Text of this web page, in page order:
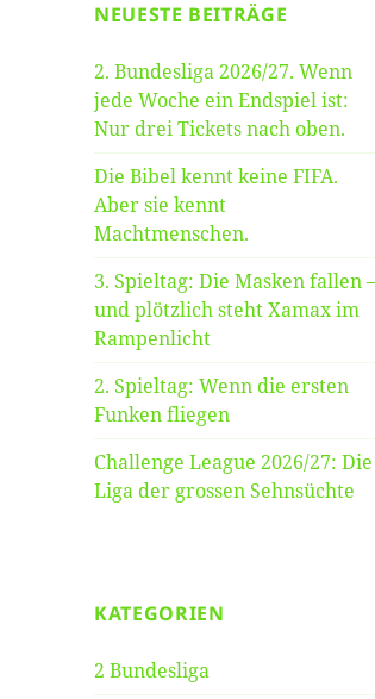
NEUESTE BEITRÄGE
2. Bundesliga 2026/27. Wenn
jede Woche ein Endspiel ist:
Nur drei Tickets nach oben.
Die Bibel kennt keine FIFA.
Aber sie kennt
Machtmenschen.
3. Spieltag: Die Masken fallen –
und plötzlich steht Xamax im
Rampenlicht
2. Spieltag: Wenn die ersten
Funken fliegen
Challenge League 2026/27: Die
Liga der grossen Sehnsüchte
KATEGORIEN
2 Bundesliga